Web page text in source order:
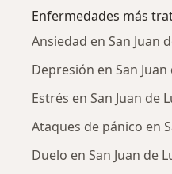
Enfermedades más
Ansiedad en San Juan
Depresión en San
Estrés en San Juan de
Ataques de pánico en
Duelo en San Juan de